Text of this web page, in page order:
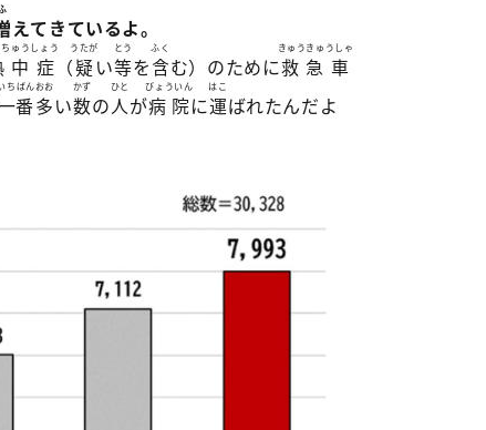
ふ
えてきているよ。
中症
ゅうしょう
（疑
うたが
い等
とう
を含
ふく
む）のために救急車
きゅうきゅうしゃ
番
ちばん
多
おお
い数
かず
の人
ひと
が病院
びょういん
に運
はこ
ばれたんだよ